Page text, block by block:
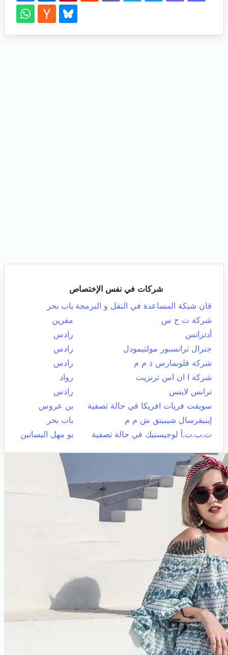
شركات في نفس الإختصاص
قان شبكة المساعدة في النقل و البرمجة باب بحر
شركة ت ح س
مقرين
أدترانس
رادس
جنرال ترانسبور مولتيمودل
رادس
شركة قلوبمارس ذ م م
رادس
شركة ا ان اس ترنزيت
رواد
ترانس لاينس
رادس
سويفت فريات افريكا في حالة تصفية
بن عروس
إينيفرسال شيبينق ش م م
باب بحر
ت.ب.ت.أ لوجيستيك في حالة تصفية
بو مهل البساتين